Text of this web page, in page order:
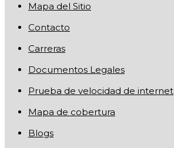
Mapa del Sitio
Contacto
Carreras
Documentos Legales
Prueba de velocidad de internet
Mapa de cobertura
Blogs